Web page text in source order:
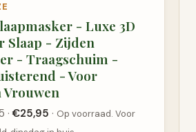
- Luxe 3D
Slaap - Zijden
- Traagschuim -
- Voor
Vrouwen
·€25,95 · Op voorraad. Voor